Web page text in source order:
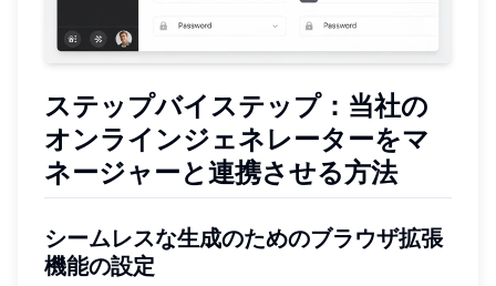
ステップバイステップ：当社の
オンラインジェネレーターをマ
ネージャーと連携させる方法
シームレスな生成のためのブラウザ拡張
機能の設定